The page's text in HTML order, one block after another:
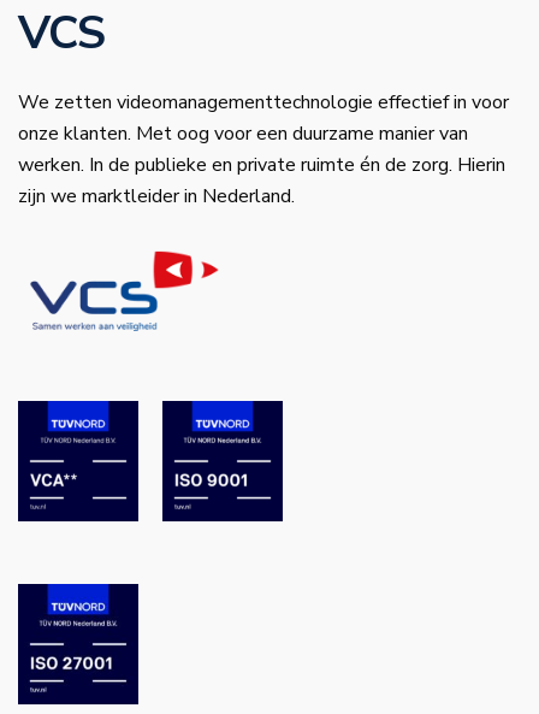
VCS
We zetten videomanagementtechnologie effectief in voor
onze klanten. Met oog voor een duurzame manier van
werken. In de publieke en private ruimte én de zorg. Hierin
zijn we marktleider in Nederland.